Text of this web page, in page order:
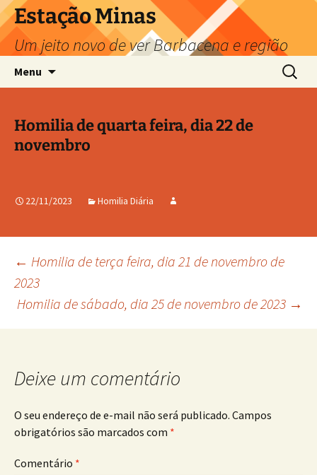
Pular
para
o
conteúdo
Estação Minas
Um jeito novo de ver Barbacena e região
Menu
por:
Homilia de quarta feira, dia 22 de
novembro
22/11/2023 Homilia Diária
Navegação
de
← Homilia de terça feira, dia 21 de novembro de
2023
Homilia de sábado, dia 25 de novembro de 2023 →
Deixe um comentário
O seu endereço de e-mail não será publicado. Campos
obrigatórios são marcados com *
Comentário *